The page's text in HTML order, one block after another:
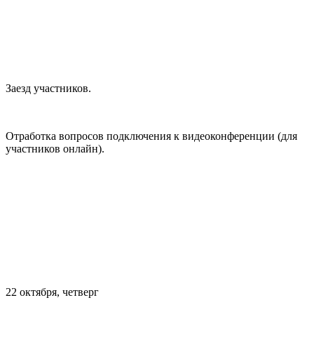
Заезд участников.
Отработка вопросов подключения к видеоконференции (для
участников онлайн).
22 октября, четверг